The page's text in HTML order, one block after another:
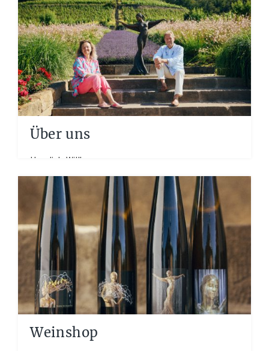
Über uns
Herzlich Willkommen
auf WEINGUT KLAUS ZIMMERLING, wo
sich KUNST und WEIN einzigartig verbinden. Zwei
Berufe, zwei Leidenschaften, welche die Seele
berühren. Seit 1992...
Weinshop